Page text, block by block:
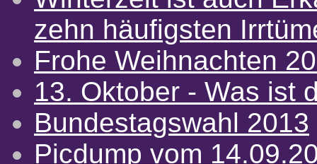
zehn häufigsten
Frohe Weihnachten
13. Oktober - Was ist
Bundestagswahl 2013
Picdump vom